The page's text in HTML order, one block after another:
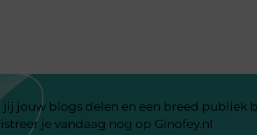
jij jouw blogs delen en een breed publiek
je vandaag nog op Ginofey.nl